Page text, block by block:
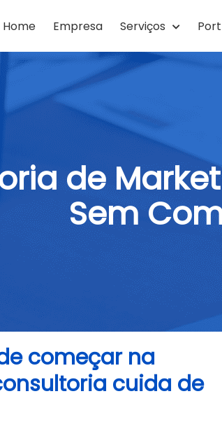
Home Empresa Serviços
de
Sem
começar na
cuida de